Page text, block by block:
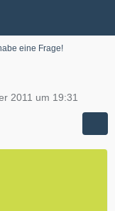
eine Frage!
2011 um 19:31